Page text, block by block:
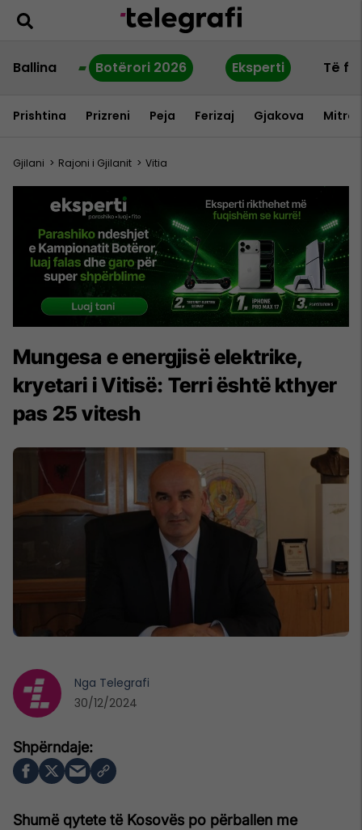
Ballina Botërori 2026 Eksperti Të
Prishtina Prizreni Peja Ferizaj Gjakova
Gjilani > Rajoni i Gjilanit > Vitia
Mungesa e energjisë elektrike,
kryetari i Vitisë: Terri është kthyer
pas 25 vitesh
Shumë qytete të Kosovës po përballen me
Nga Telegrafi
30/12/2024